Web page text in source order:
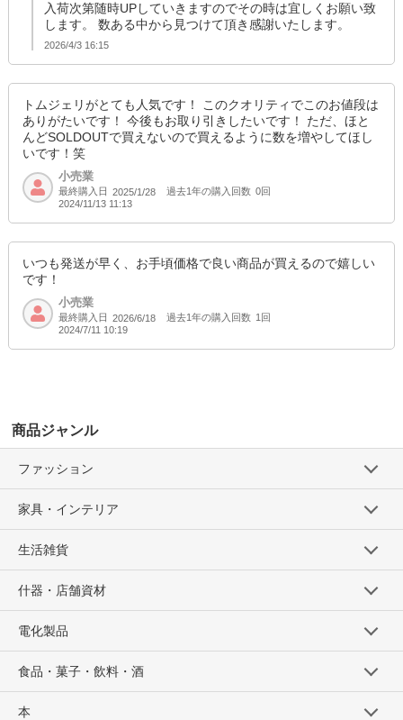
参考上代 オープンプライス
4-4ブラック 160cm
参考上代
SD品番：13688576S24
入荷次第随時UPしていきますのでその時は宜しくお願い致
します。 数ある中から見つけて頂き感謝いたします。
2026/4/3 16:15
トムジェリがとても人気です！ このクオリティでこのお値段は
ありがたいです！ 今後もお取り引きしたいです！ ただ、ほと
んどSOLDOUTで買えないので買えるように数を増やしてほし
いです！笑
小売業
最終購入日 2025/1/28 過去1年の購入回数 0回
2024/11/13 11:13
いつも発送が早く、お手頃価格で良い商品が買えるので嬉しい
です！
小売業
最終購入日 2026/6/18 過去1年の購入回数 1回
2024/7/11 10:19
商品ジャンル
ファッション
家具・インテリア
生活雑貨
什器・店舗資材
電化製品
食品・菓子・飲料・酒
本